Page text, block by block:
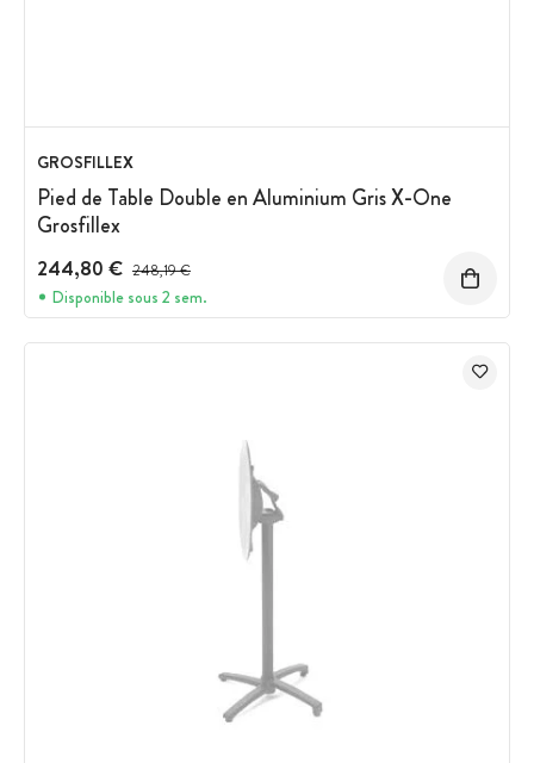
GROSFILLEX
Pied de Table Double en Aluminium Gris X-One
Grosfillex
244,80 € Prix avant réduction :
248,19 €
Disponible sous 2 sem.